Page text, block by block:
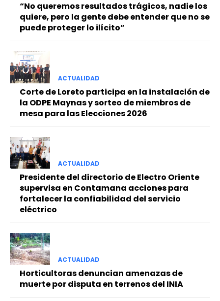
“No queremos resultados trágicos, nadie los
quiere, pero la gente debe entender que no se
puede proteger lo ilícito”
ACTUALIDAD
Corte de Loreto participa en la instalación de
la ODPE Maynas y sorteo de miembros de
mesa para las Elecciones 2026
ACTUALIDAD
Presidente del directorio de Electro Oriente
supervisa en Contamana acciones para
fortalecer la confiabilidad del servicio
eléctrico
ACTUALIDAD
Horticultoras denuncian amenazas de
muerte por disputa en terrenos del INIA